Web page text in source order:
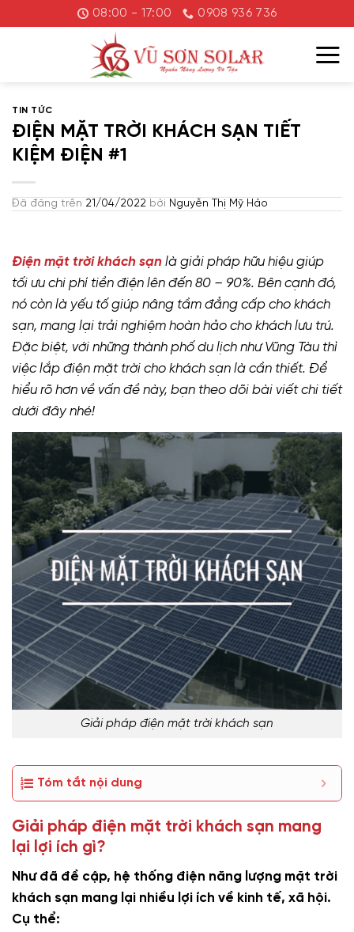
đến
08:00 - 17:00 0908 936 736
TIN TỨC
ĐIỆN MẶT TRỜI KHÁCH SẠN TIẾT
KIỆM ĐIỆN #1
Đã đăng trên 21/04/2022 bởi Nguyễn Thị Mỹ Hảo
Điện mặt trời khách sạn là giải pháp hữu hiệu giúp
tối ưu chi phí tiền điện lên đến 80 – 90%. Bên cạnh đó,
nó còn là yếu tố giúp nâng tầm đẳng cấp cho khách
sạn, mang lại trải nghiệm hoàn hảo cho khách lưu trú.
Đặc biệt, với những thành phố du lịch như Vũng Tàu thì
việc lắp điện mặt trời cho khách sạn là cần thiết. Để
hiểu rõ hơn về vấn đề này, bạn theo dõi bài viết chi tiết
dưới đây nhé!
Giải pháp điện mặt trời khách sạn
Tóm tắt nội dung
Giải pháp điện mặt trời khách sạn mang
lại lợi ích gì?
Như đã đề cập, hệ thống điện năng lượng mặt trời
khách sạn mang lại nhiều lợi ích về kinh tế, xã hội.
Cụ thể: